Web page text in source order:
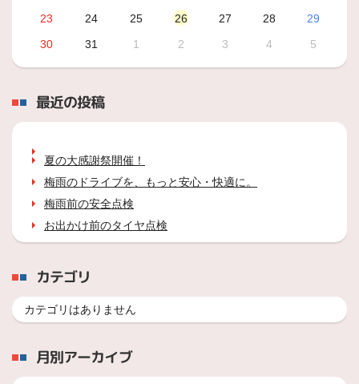
23
24 25 26 27 28
29
30
31 1 2 3 4 5
最近の投稿
夏の大感謝祭開催！
梅雨のドライブを、もっと安心・快適に。
梅雨前の安全点検
お出かけ前のタイヤ点検
カテゴリ
カテゴリはありません
月別アーカイブ